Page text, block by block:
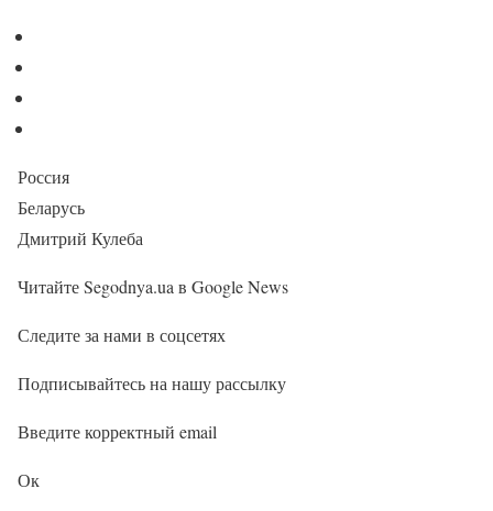
Россия
Беларусь
Дмитрий Кулеба
Читайте Segodnya.ua в Google News
Следите за нами в соцсетях
Подписывайтесь на нашу рассылку
Введите корректный email
Ок